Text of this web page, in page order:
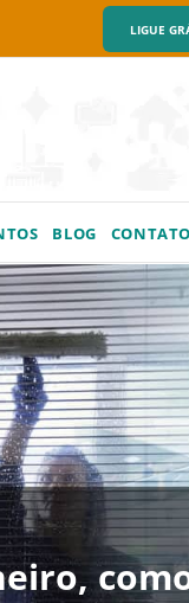
LIGUE
BLOG CONTATO